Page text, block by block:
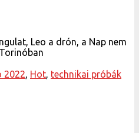
Leo a drón, a Nap nem
2022, Hot, technikai próbák